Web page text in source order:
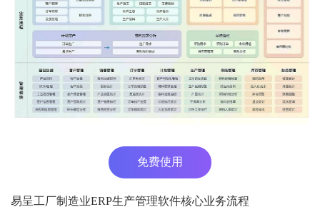
免费使用
易呈工厂制造业ERP生产管理软件核心业务流程